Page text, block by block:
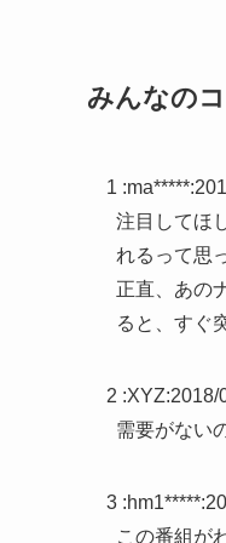
みんなの
1 :ma*****:
注目してほ
れるって思
正直、あの
ると、すぐ
2 :XYZ:2018/
需要がない
3 :hm1*****:
この番組が